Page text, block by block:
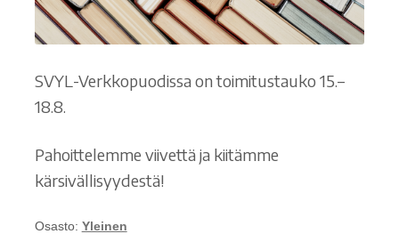
SVYL-Verkkopuodissa on toimitustauko 15.–
18.8.
Pahoittelemme viivettä ja kiitämme
kärsivällisyydestä!
Osasto: Yleinen